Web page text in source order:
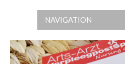
NAVIGATION